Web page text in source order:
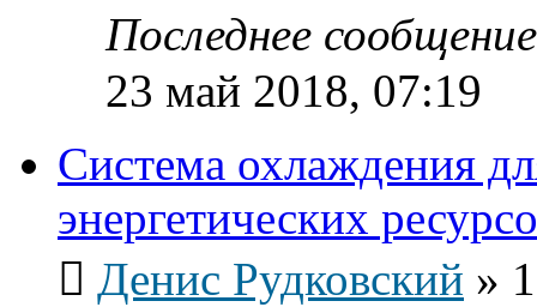
Последнее
23 май 2018, 07:19
Система охлаждения
энергетических
Денис Рудковский »